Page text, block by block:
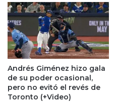
Andrés Giménez hizo gala
de su poder ocasional,
pero no evitó el revés de
Toronto (+Video)